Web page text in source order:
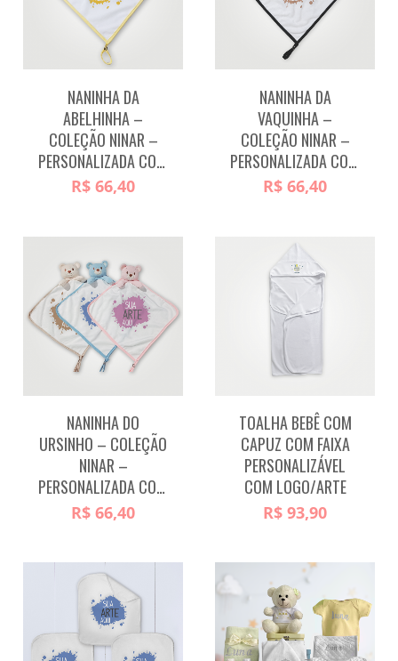
NANINHA DA
ABELHINHA –
COLEÇÃO NINAR –
PERSONALIZADA COM LOGO/ARTE
R$66,40
NANINHA DA
VAQUINHA –
COLEÇÃO NINAR –
PERSONALIZADA COM LOGO/ARTE
R$66,40
NANINHA DO
URSINHO – COLEÇÃO
NINAR –
PERSONALIZADA COM LOGO/ARTE
R$66,40
TOALHA BEBÊ COM
CAPUZ COM FAIXA
PERSONALIZÁVEL
COM LOGO/ARTE
R$93,90